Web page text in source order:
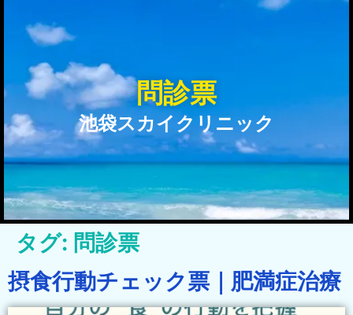
問診票
池袋スカイクリニック
タグ: 問診票
摂食行動チェック票｜肥満症治療